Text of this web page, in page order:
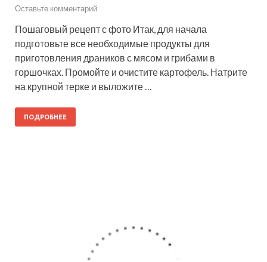
Оставьте комментарий
Пошаговый рецепт с фото Итак, для начала
подготовьте все необходимые продукты для
приготовления драников с мясом и грибами в
горшочках. Промойте и очистите картофель. Натрите
на крупной терке и выложите …
ПОДРОБНЕЕ